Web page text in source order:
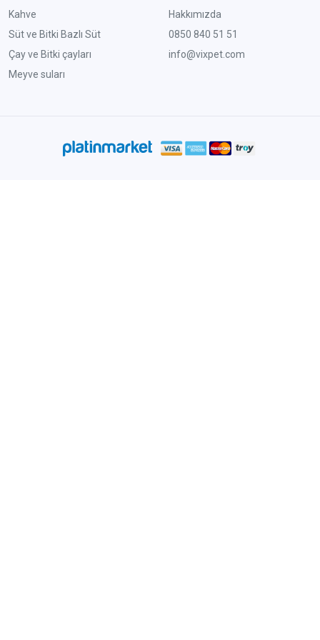
Kahve
Süt ve Bitki Bazlı Süt
Çay ve Bitki çayları
Meyve suları
Hakkımızda
0850 840 51 51
info@vixpet.com